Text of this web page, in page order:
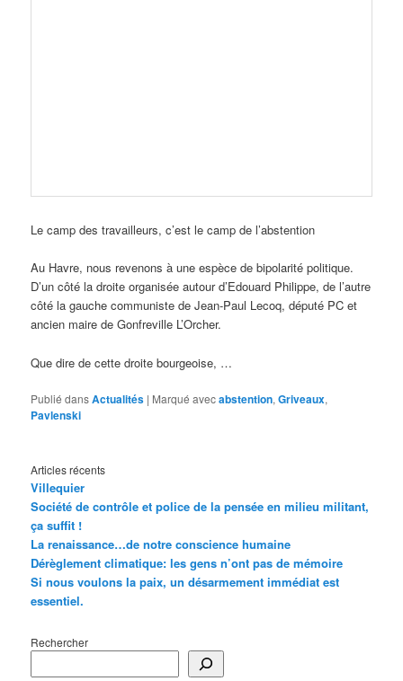
Le camp des travailleurs, c’est le camp de l’abstention
Au Havre, nous revenons à une espèce de bipolarité politique.
D’un côté la droite organisée autour d’Edouard Philippe, de l’autre
côté la gauche communiste de Jean-Paul Lecoq, député PC et
ancien maire de Gonfreville L’Orcher.
Que dire de cette droite bourgeoise, …
Publié dansActualités | Marqué avecabstention,Griveaux,
Pavlenski
Articles récents
Villequier
Société de contrôle et police de la pensée en milieu militant,
ça suffit !
La renaissance…de notre conscience humaine
Dérèglement climatique: les gens n’ont pas de mémoire
Si nous voulons la paix, un désarmement immédiat est
essentiel.
Rechercher